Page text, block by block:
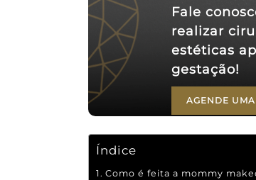
Fale
realizar
estéticas
gestação!
AGENDE
Índice
Como é feita a mommy